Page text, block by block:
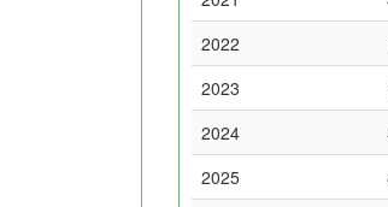
2022
2023
2024
2025